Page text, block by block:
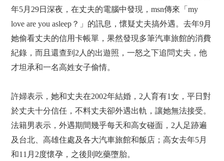
年5月29日深夜，在丈夫的電腦中發現，msn傳來「my
love are you asleep？」的訊息，懷疑丈夫搞外遇。去年9月
她偷看丈夫的信用卡帳單，果然發現多筆汽車旅館的消費
紀錄，而且還查到2人的出遊照，一怒之下追問丈夫，他
才坦承和一名高姓女子偷情。
許婦表示，她和丈夫在2002年結婚，2人育有1女，平日對
於丈夫十分信任，不料丈夫卻外遇出軌，讓她無法接受。
法籍男表示，外遇期間幾乎每天和高女碰面，2人足跡遍
及台北、高雄住處及各大汽車旅館和飯店；高女去年5月
和11月2度懷孕，之後則吃藥墮胎。